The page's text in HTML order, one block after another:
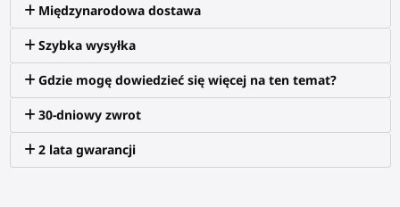
Międzynarodowa dostawa
Szybka wysyłka
Gdzie mogę dowiedzieć się więcej na ten temat?
30-dniowy zwrot
2 lata gwarancji